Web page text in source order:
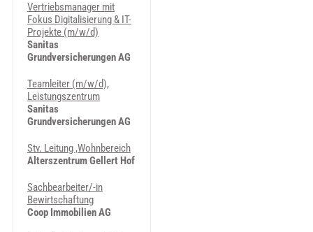
Vertriebsmanager mit
Fokus Digitalisierung & IT-
Projekte (m/w/d)
Sanitas
Grundversicherungen AG
Teamleiter (m/w/d),
Leistungszentrum
Sanitas
Grundversicherungen AG
Stv. Leitung ,Wohnbereich
Alterszentrum Gellert Hof
Sachbearbeiter/-in
Bewirtschaftung
Coop Immobilien AG